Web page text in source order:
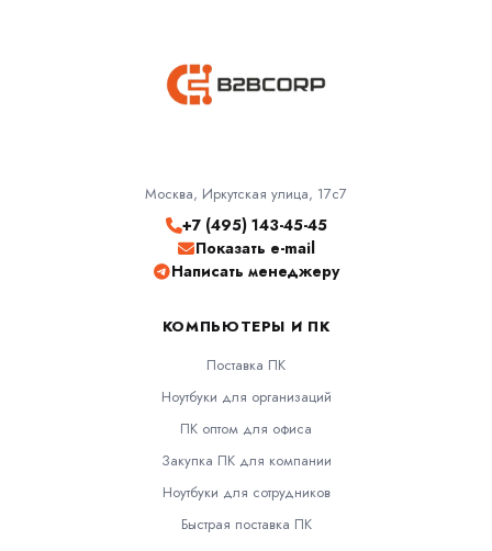
Москва, Иркутская улица, 17с7
+7 (495) 143-45-45
Показать e-mail
Написать менеджеру
КОМПЬЮТЕРЫ И ПК
Поставка ПК
Ноутбуки для организаций
ПК оптом для офиса
Закупка ПК для компании
Ноутбуки для сотрудников
Быстрая поставка ПК